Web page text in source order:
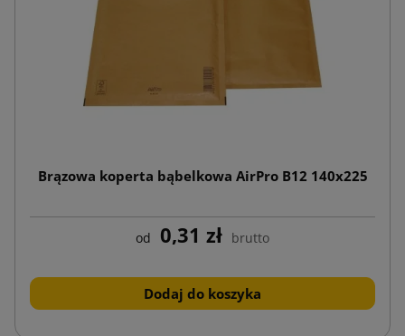
Brązowa koperta bąbelkowa AirPro B12 140x225
od 0,31 zł brutto
Dodaj do koszyka